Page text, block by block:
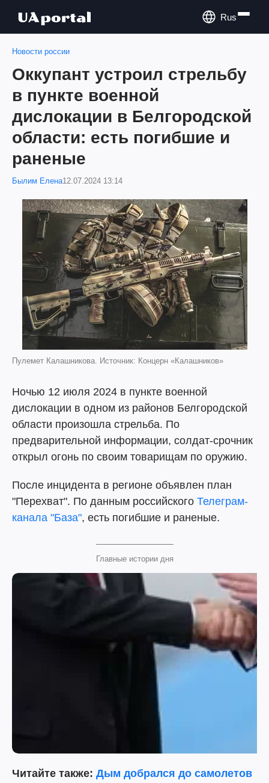
Rus
Новости россии
Оккупант устроил стрельбу
в пункте военной
дислокации в Белгородской
области: есть погибшие и
раненые
Былим Елена12.07.2024 13:14
Пулемет Калашникова. Источник: Концерн «Калашников»
Ночью 12 июля 2024 в пункте военной
дислокации в одном из районов Белгородской
области произошла стрельба. По
предварительной информации, солдат-срочник
открыл огонь по своим товарищам по оружию.
После инцидента в регионе объявлен план
"Перехват". По данным российского Телеграм-
канала "База", есть погибшие и раненые.
Главные истории дня
Читайте также: Дым добрался до самолетов